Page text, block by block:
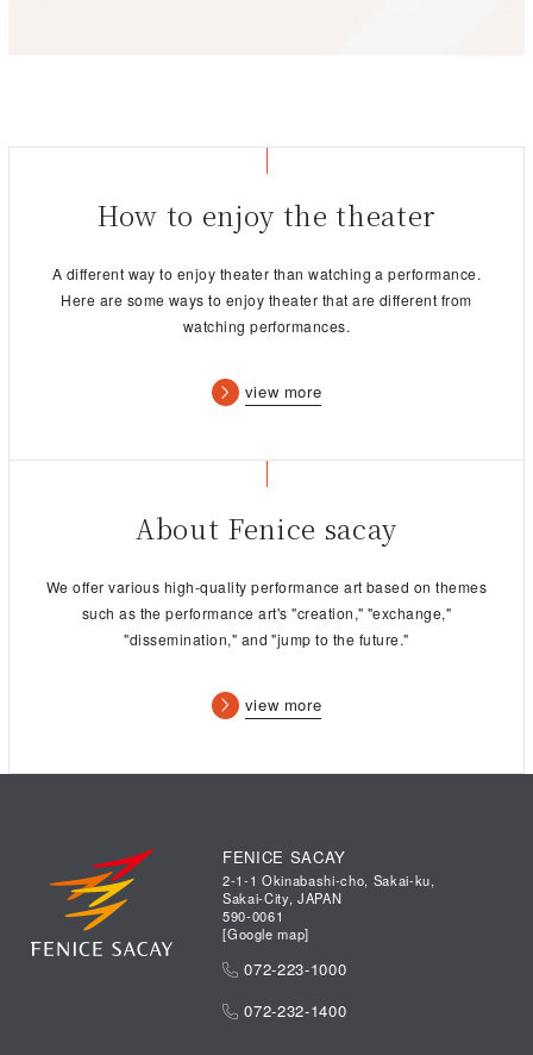
How to enjoy the theater
A different way to enjoy theater than watching a performance.
Here are some ways to enjoy theater that are different from
watching performances.
view more
About Fenice sacay
We offer various high-quality performance art based on themes
such as the performance art's "creation," "exchange,"
"dissemination," and "jump to the future."
view more
FENICE SACAY
2-1-1 Okinabashi-cho, Sakai-ku,
Sakai-City, JAPAN
590-0061
[Google map]
072-223-1000
072-232-1400